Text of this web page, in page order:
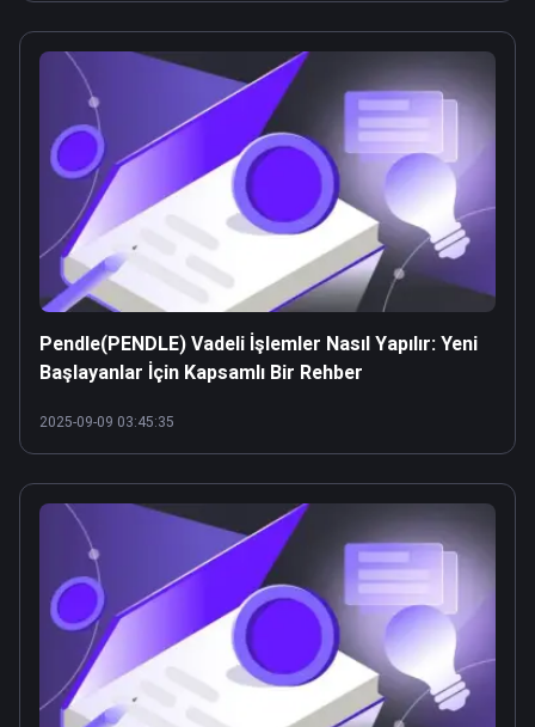
Pendle(PENDLE) Vadeli İşlemler Nasıl Yapılır: Yeni
Başlayanlar İçin Kapsamlı Bir Rehber
2025-09-09 03:45:35